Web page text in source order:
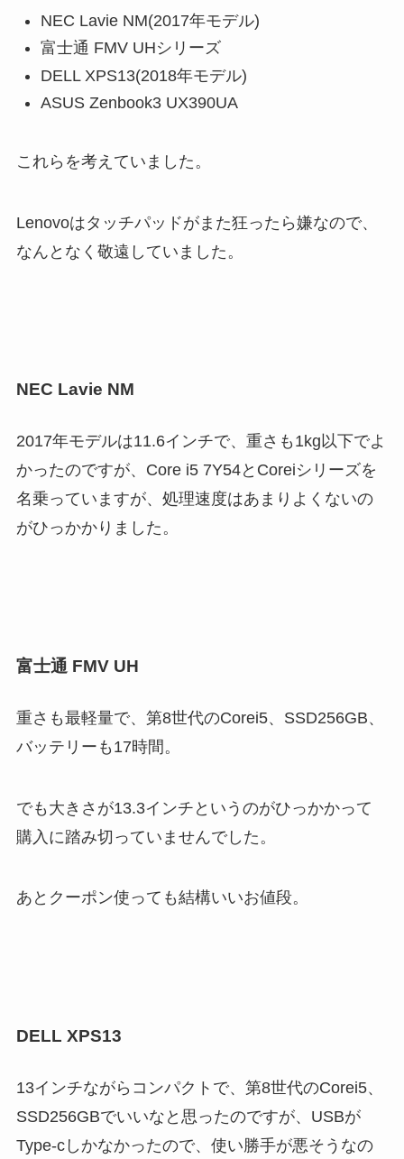
NEC Lavie NM(2017年モデル)
富士通 FMV UHシリーズ
DELL XPS13(2018年モデル)
ASUS Zenbook3 UX390UA
これらを考えていました。
Lenovoはタッチパッドがまた狂ったら嫌なので、
なんとなく敬遠していました。
NEC Lavie NM
2017年モデルは11.6インチで、重さも1kg以下でよ
かったのですが、Core i5 7Y54とCoreiシリーズを
名乗っていますが、処理速度はあまりよくないの
がひっかかりました。
富士通 FMV UH
重さも最軽量で、第8世代のCorei5、SSD256GB、
バッテリーも17時間。
でも大きさが13.3インチというのがひっかかって
購入に踏み切っていませんでした。
あとクーポン使っても結構いいお値段。
DELL XPS13
13インチながらコンパクトで、第8世代のCorei5、
SSD256GBでいいなと思ったのですが、USBが
Type-cしかなかったので、使い勝手が悪そうなの